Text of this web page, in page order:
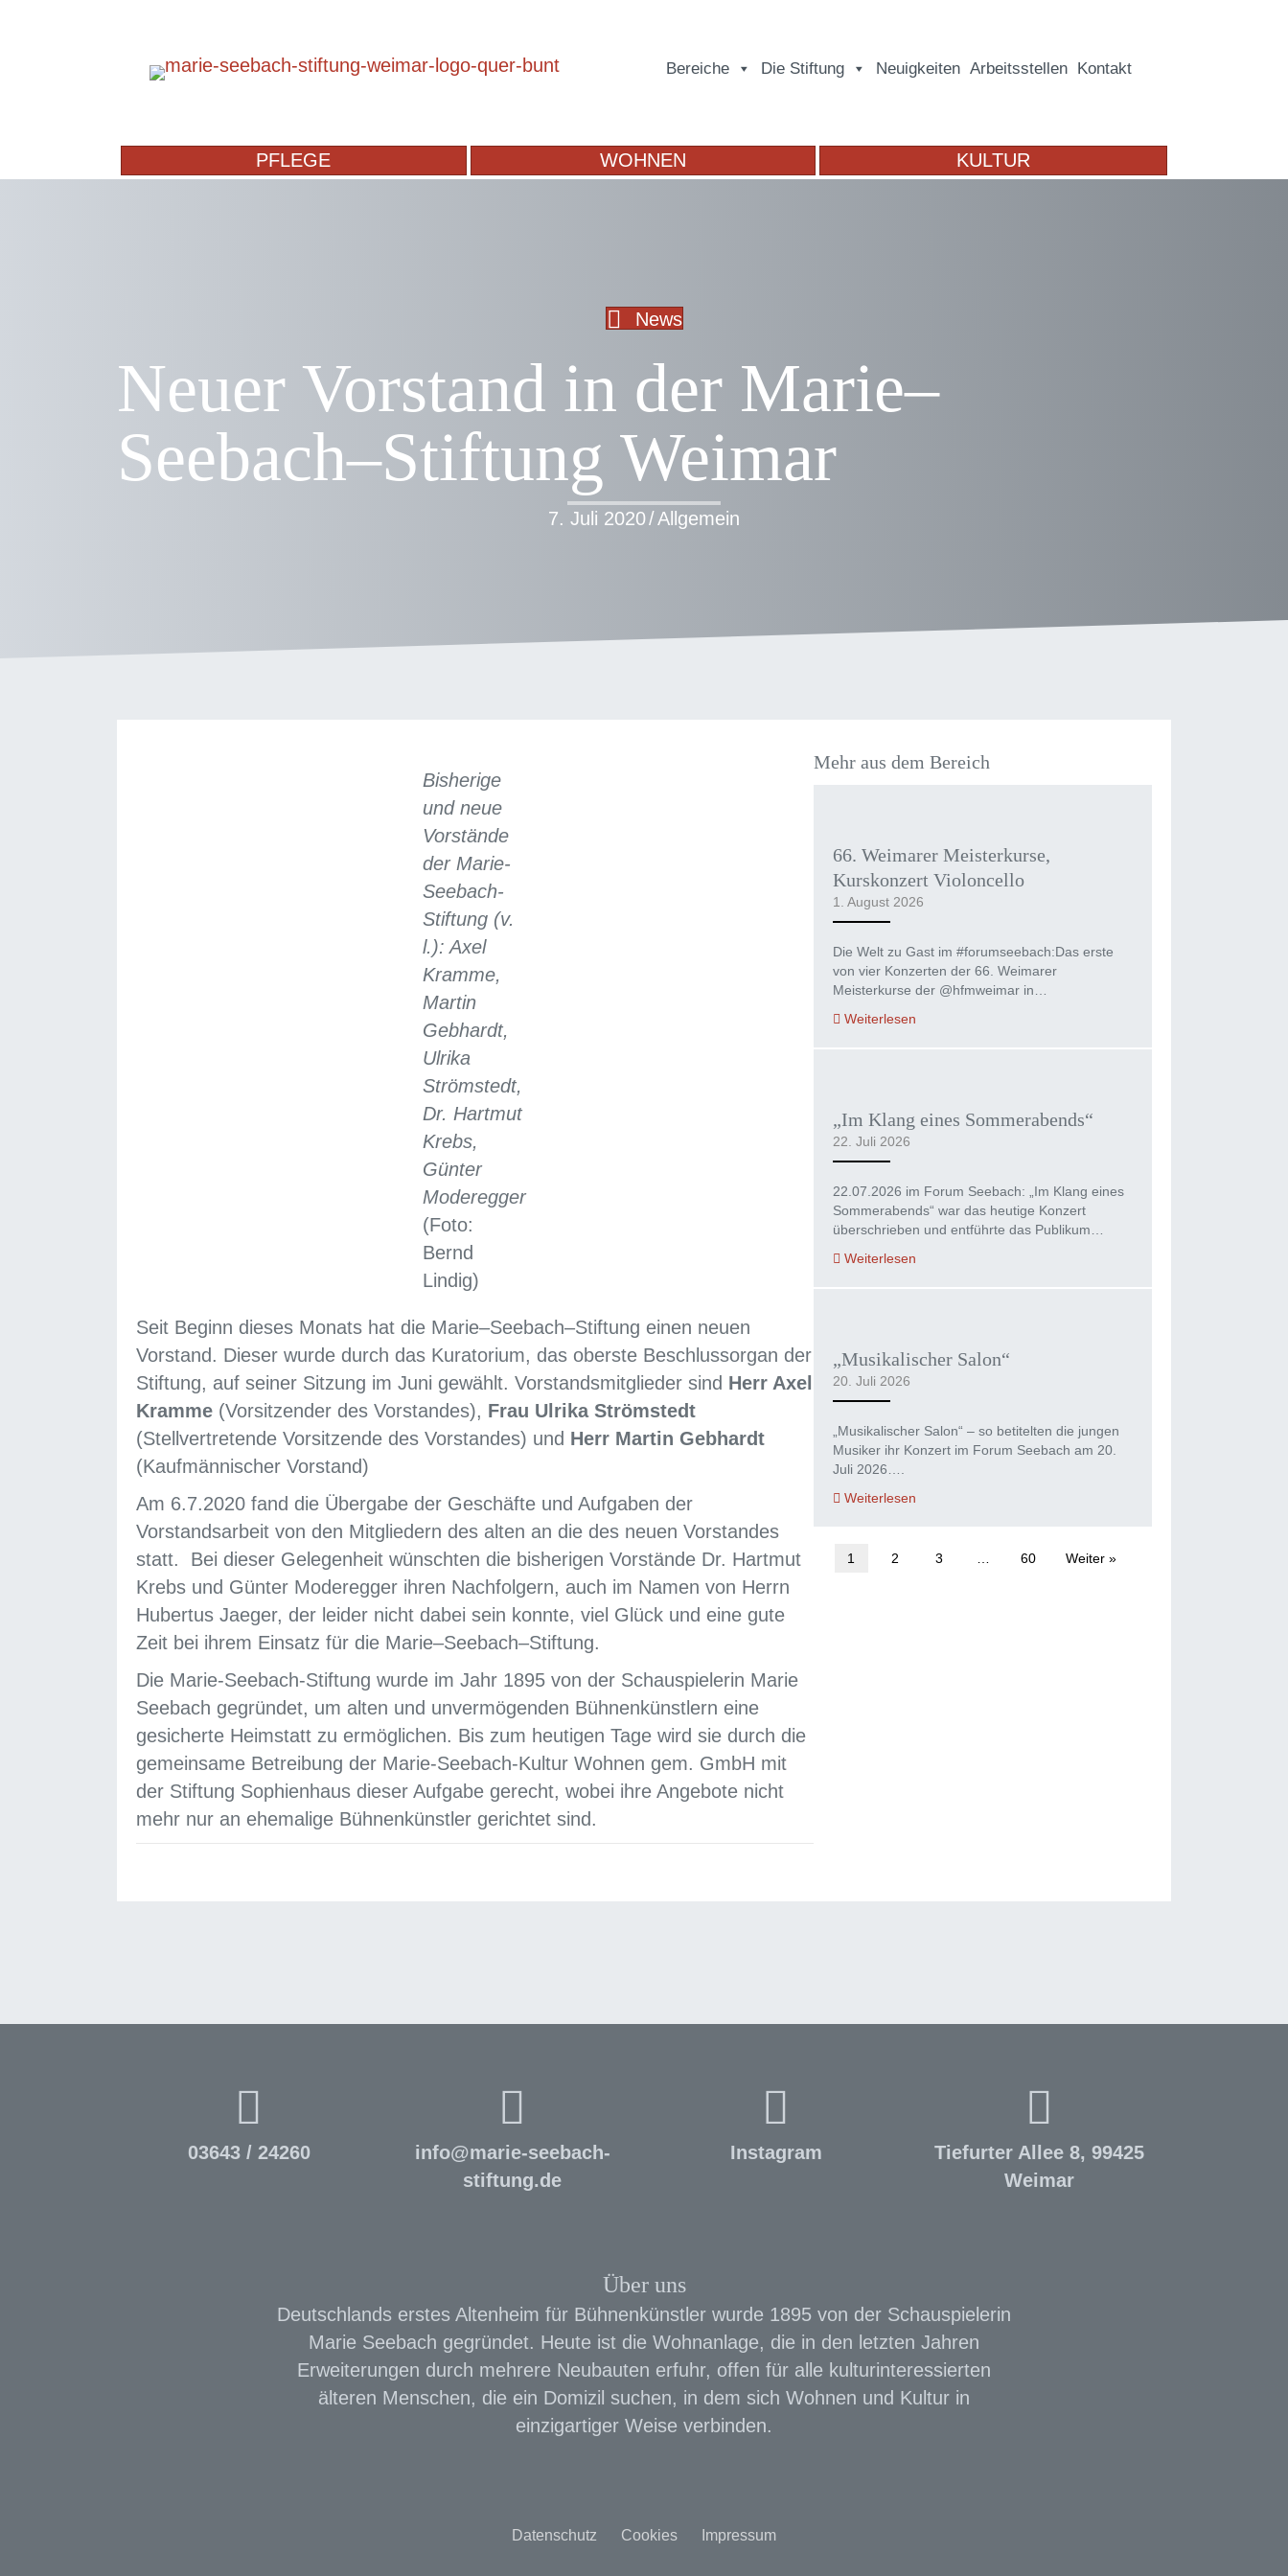
Bereiche Die Stiftung Neuigkeiten Arbeitsstellen Kontakt
PFLEGE WOHNEN KULTUR
News
Neuer Vorstand in der Marie–
Seebach–Stiftung Weimar
7. Juli 2020/Allgemein
Bisherige
und neue
Vorstände
der Marie-
Seebach-
Stiftung (v.
l.): Axel
Kramme,
Martin
Gebhardt,
Ulrika
Strömstedt,
Dr. Hartmut
Krebs,
Günter
Moderegger
(Foto:
Bernd
Lindig)
Seit Beginn dieses Monats hat die Marie–Seebach–Stiftung einen neuen
Vorstand. Dieser wurde durch das Kuratorium, das oberste Beschlussorgan der
Stiftung, auf seiner Sitzung im Juni gewählt. Vorstandsmitglieder sind Herr Axel
Kramme (Vorsitzender des Vorstandes), Frau Ulrika Strömstedt
(Stellvertretende Vorsitzende des Vorstandes) und Herr Martin Gebhardt
(Kaufmännischer Vorstand)
Am 6.7.2020 fand die Übergabe der Geschäfte und Aufgaben der
Vorstandsarbeit von den Mitgliedern des alten an die des neuen Vorstandes
statt. Bei dieser Gelegenheit wünschten die bisherigen Vorstände Dr. Hartmut
Krebs und Günter Moderegger ihren Nachfolgern, auch im Namen von Herrn
Hubertus Jaeger, der leider nicht dabei sein konnte, viel Glück und eine gute
Zeit bei ihrem Einsatz für die Marie–Seebach–Stiftung.
Die Marie-Seebach-Stiftung wurde im Jahr 1895 von der Schauspielerin Marie
Seebach gegründet, um alten und unvermögenden Bühnenkünstlern eine
gesicherte Heimstatt zu ermöglichen. Bis zum heutigen Tage wird sie durch die
gemeinsame Betreibung der Marie-Seebach-Kultur Wohnen gem. GmbH mit
der Stiftung Sophienhaus dieser Aufgabe gerecht, wobei ihre Angebote nicht
mehr nur an ehemalige Bühnenkünstler gerichtet sind.
Mehr aus dem Bereich
66. Weimarer Meisterkurse,
Kurskonzert Violoncello
1. August 2026
Die Welt zu Gast im #forumseebach:Das erste
von vier Konzerten der 66. Weimarer
Meisterkurse der @hfmweimar in…
Weiterlesen
„Im Klang eines Sommerabends“
22. Juli 2026
22.07.2026 im Forum Seebach: „Im Klang eines
Sommerabends“ war das heutige Konzert
überschrieben und entführte das Publikum…
Weiterlesen
„Musikalischer Salon“
20. Juli 2026
„Musikalischer Salon“ – so betitelten die jungen
Musiker ihr Konzert im Forum Seebach am 20.
Juli 2026….
Weiterlesen
1 2 3 60 Weiter »
03643 / 24260 info@marie-seebach-
stiftung.de
Instagram
Tiefurter Allee 8, 99425
Weimar
Über uns
Deutschlands erstes Altenheim für Bühnenkünstler wurde 1895 von der Schauspielerin
Marie Seebach gegründet. Heute ist die Wohnanlage, die in den letzten Jahren
Erweiterungen durch mehrere Neubauten erfuhr, offen für alle kulturinteressierten
älteren Menschen, die ein Domizil suchen, in dem sich Wohnen und Kultur in
einzigartiger Weise verbinden.
Datenschutz Cookies Impressum